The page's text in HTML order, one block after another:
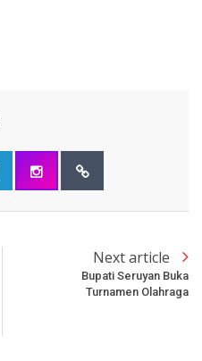
Next article
Bupati Seruyan Buka
Turnamen Olahraga